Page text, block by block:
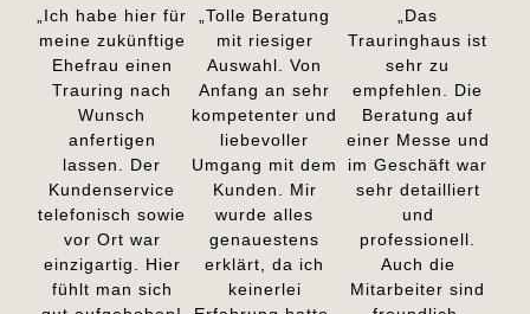
„Ich habe hier für
meine zukünftige
Ehefrau einen
Trauring nach
Wunsch
anfertigen
lassen. Der
Kundenservice
telefonisch sowie
vor Ort war
einzigartig. Hier
fühlt man sich
„Tolle Beratung
mit riesiger
Auswahl. Von
Anfang an sehr
kompetenter und
liebevoller
Umgang mit dem
Kunden. Mir
wurde alles
genauestens
erklärt, da ich
keinerlei
„Das
Trauringhaus ist
sehr zu
empfehlen. Die
Beratung auf
einer Messe und
im Geschäft war
sehr detailliert
und
professionell.
Auch die
Mitarbeiter sind